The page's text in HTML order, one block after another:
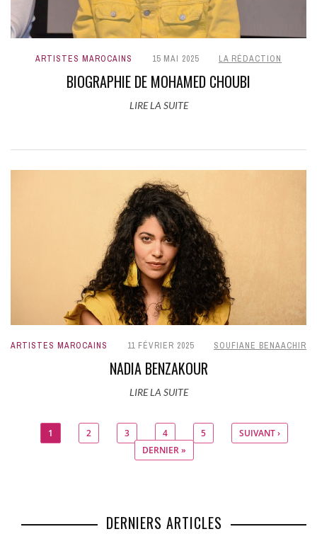
ARTISTES MAROCAINS 15 MAI 2025 LA RÉDACTION
BIOGRAPHIE DE MOHAMED CHOUBI
LIRE LA SUITE
ARTISTES MAROCAINS 11 FÉVRIER 2025 SOUFIANE BENAACHIR
NADIA BENZAKOUR
LIRE LA SUITE
Pages
1 2 3 4 5
SUIVANT ›
DERNIER »
DERNIERS ARTICLES